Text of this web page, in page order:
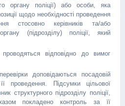
органу поліції) або особи, яка
щодо необхідності проведення
стосовно керівників та/або
(підрозділу) поліції, який
відповідно до вимог
доповідаються посадовій
проведення. Підсумки цільової
структурного підрозділу поліції,
покладено контроль за її